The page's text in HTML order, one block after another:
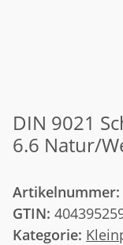
DIN 9021
6.6 Natur/
Artikelnummer:
GTIN:
Kategorie: